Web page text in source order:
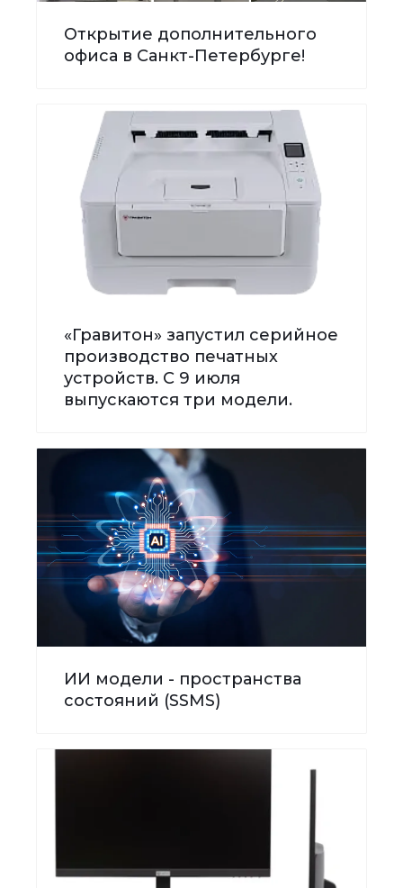
Открытие дополнительного
офиса в Санкт-Петербурге!
«Гравитон» запустил серийное
производство печатных
устройств. С 9 июля
выпускаются три модели.
ИИ модели - пространства
состояний (SSMS)